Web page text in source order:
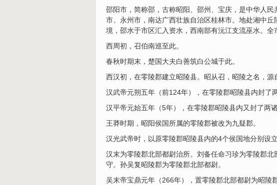
邵阳市，简称邵，古称昭阳、邵州、宝庆，是中华人
市、永州市，南达广西壮族自治区桂林市。地处湘中
境，邵水于市区汇入资水，西南部有沅江支流巫水。
西周初，召伯南巡至此。
春秋时期末，楚国大夫白善筑白公城于此。
西汉初，在零陵郡建立昭陵县。昭从召，昭陵之名，源
汉武帝元朔五年（前124年），在零陵郡昭陵县内封
汉平帝元始五年（5年），在零陵郡昭陵县内又封了
王莽时期，昭阳侯国所属的零陵郡被改为九疑郡。
汉光武帝时，以原零陵郡昭陵县内的4个侯国地分别设
汉末为零陵郡北部都尉治所。刘备任命习珍为零陵郡
守。孙吴复昭陵郡为零陵郡北部都尉。
吴末帝宝鼎元年（266年），置零陵郡北部都尉为昭陵郡